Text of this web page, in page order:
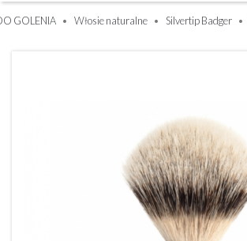
GOLENIA Włosie naturalne Silvertip Badger